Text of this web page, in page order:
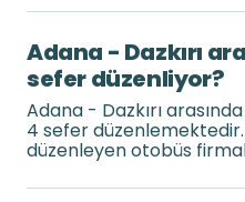
Adana - Dazkırı
sefer düzenliyor?
Adana - Dazkırı
4 sefer
düzenleyen otobüs